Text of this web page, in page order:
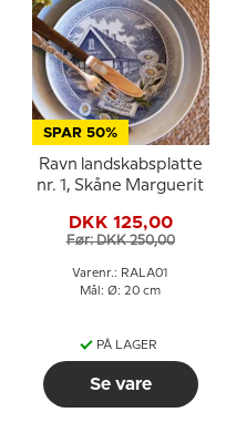
SPAR 50%
Ravn landskabsplatte
nr. 1, Skåne Marguerit
DKK 125,00
Før: DKK 250,00
Varenr.: RALA01
Mål: Ø: 20 cm
PÅ LAGER
Se vare